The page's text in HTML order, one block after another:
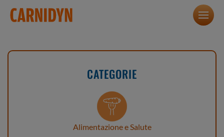
CATEGORIE
Alimentazione e Salute